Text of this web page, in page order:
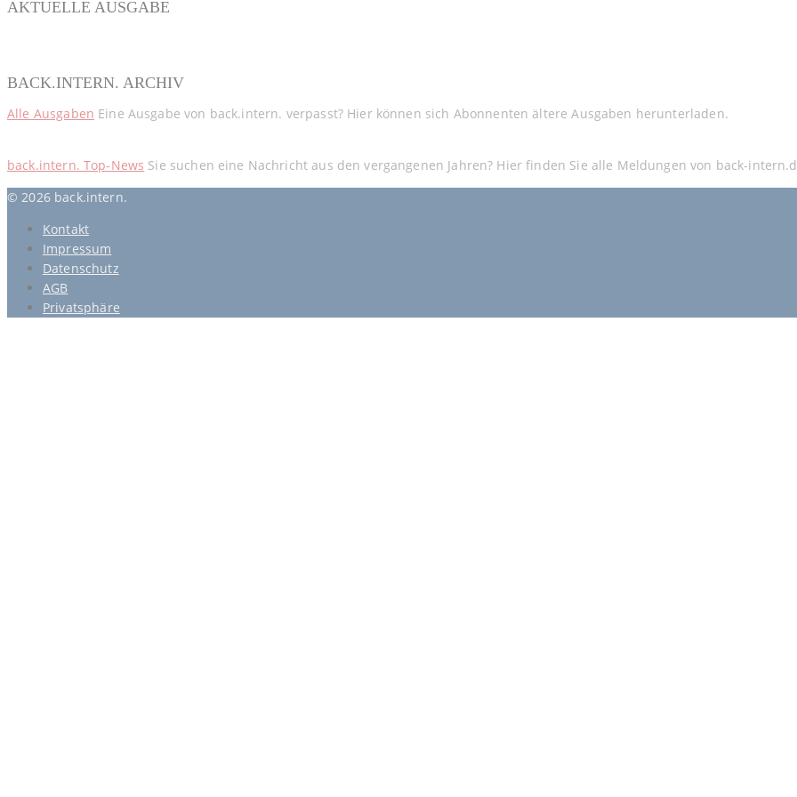
AKTUELLE AUSGABE
BACK.INTERN. ARCHIV
Alle Ausgaben Eine Ausgabe von back.intern. verpasst? Hier können sich Abonnenten ältere Ausgaben herunterladen.
back.intern. Top-News Sie suchen eine Nachricht aus den vergangenen Jahren? Hier finden Sie alle Meldungen von back-
© 2026 back.intern.
Kontakt
Impressum
Datenschutz
AGB
Privatsphäre